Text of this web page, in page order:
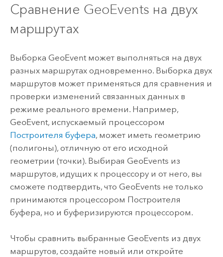
Сравнение GeoEvents на двух
маршрутах
Выборка GeoEvent может выполняться на двух
разных маршрутах одновременно. Выборка двух
маршрутов может применяться для сравнения и
проверки изменений связанных данных в
режиме реального времени. Например,
GeoEvent, испускаемый процессором
Построителя буфера, может иметь геометрию
(полигоны), отличную от его исходной
геометрии (точки). Выбирая GeoEvents из
маршрутов, идущих к процессору и от него, вы
сможете подтвердить, что GeoEvents не только
принимаются процессором Построителя
буфера, но и буферизируются процессором.
Чтобы сравнить выбранные GeoEvents из двух
маршрутов, создайте новый или откройте